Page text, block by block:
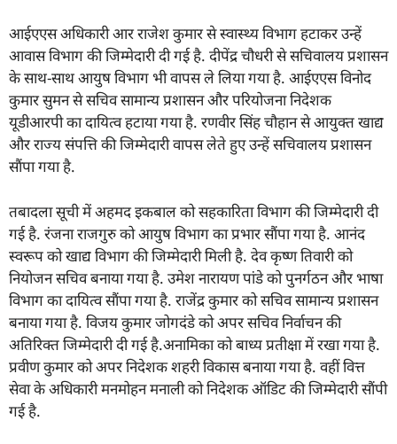
आईएएस अधिकारी आर राजेश कुमार से स्वास्थ्य विभाग हटाकर उन्हें
आवास विभाग की जिम्मेदारी दी गई है. दीपेंद्र चौधरी से सचिवालय प्रशासन
के साथ-साथ आयुष विभाग भी वापस ले लिया गया है. आईएएस विनोद
कुमार सुमन से सचिव सामान्य प्रशासन और परियोजना निदेशक
यूडीआरपी का दायित्व हटाया गया है. रणवीर सिंह चौहान से आयुक्त खाद्य
और राज्य संपत्ति की जिम्मेदारी वापस लेते हुए उन्हें सचिवालय प्रशासन
सौंपा गया है.
तबादला सूची में अहमद इकबाल को सहकारिता विभाग की जिम्मेदारी दी
गई है. रंजना राजगुरु को आयुष विभाग का प्रभार सौंपा गया है. आनंद
स्वरूप को खाद्य विभाग की जिम्मेदारी मिली है. देव कृष्ण तिवारी को
नियोजन सचिव बनाया गया है. उमेश नारायण पांडे को पुनर्गठन और भाषा
विभाग का दायित्व सौंपा गया है. राजेंद्र कुमार को सचिव सामान्य प्रशासन
बनाया गया है. विजय कुमार जोगदंडे को अपर सचिव निर्वाचन की
अतिरिक्त जिम्मेदारी दी गई है.अनामिका को बाध्य प्रतीक्षा में रखा गया है.
प्रवीण कुमार को अपर निदेशक शहरी विकास बनाया गया है. वहीं वित्त
सेवा के अधिकारी मनमोहन मनाली को निदेशक ऑडिट की जिम्मेदारी सौंपी
गई है.